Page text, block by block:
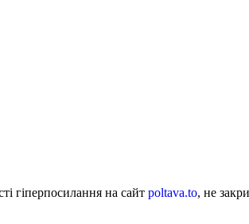
гіперпосилання на сайт poltava.to, не